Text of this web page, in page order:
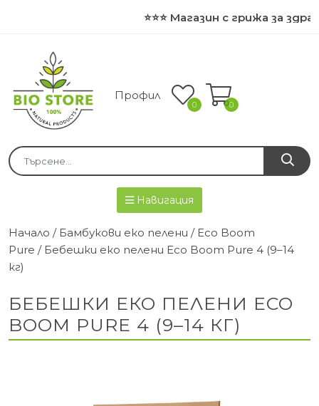
⭐⭐⭐ Магазин с грижа за
Профил
0 0
Навигация
Начало / Бамбукови еко пелени / Eco Boom
Pure / Бебешки еко пелени Eco Boom Pure 4 (9–14
кг)
БЕБЕШКИ ЕКО ПЕЛЕНИ ECO
BOOM PURE 4 (9–14 КГ)